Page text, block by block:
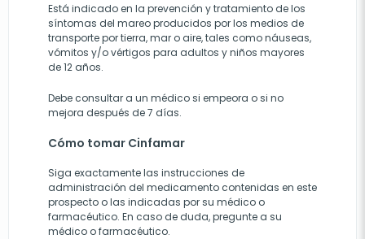
Está indicado en la prevención y tratamiento de los
síntomas del mareo producidos por los medios de
transporte por tierra, mar o aire, tales como náuseas,
vómitos y/o vértigos para adultos y niños mayores
de 12 años.
Debe consultar a un médico si empeora o si no
mejora después de 7 días.
Cómo tomar Cinfamar
Siga exactamente las instrucciones de
administración del medicamento contenidas en este
prospecto o las indicadas por su médico o
farmacéutico. En caso de duda, pregunte a su
médico o farmacéutico.